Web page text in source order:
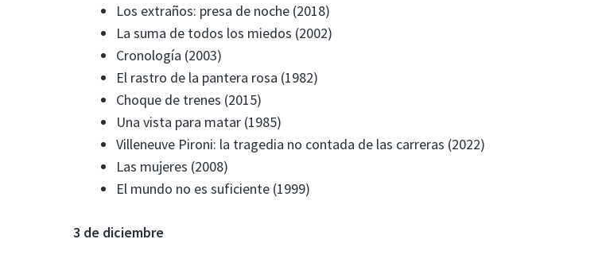
Los extraños: presa de noche (2018)
La suma de todos los miedos (2002)
Cronología (2003)
El rastro de la pantera rosa (1982)
Choque de trenes (2015)
Una vista para matar (1985)
Villeneuve Pironi: la tragedia no contada de las carreras (2022)
Las mujeres (2008)
El mundo no es suficiente (1999)
3 de diciembre